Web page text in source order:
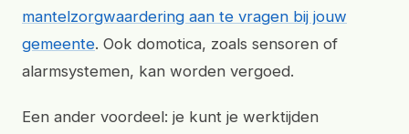
mantelzorgwaardering aan te vragen bij jouw
gemeente. Ook domotica, zoals sensoren of
alarmsystemen, kan worden vergoed.
Een ander voordeel: je kunt je werktijden